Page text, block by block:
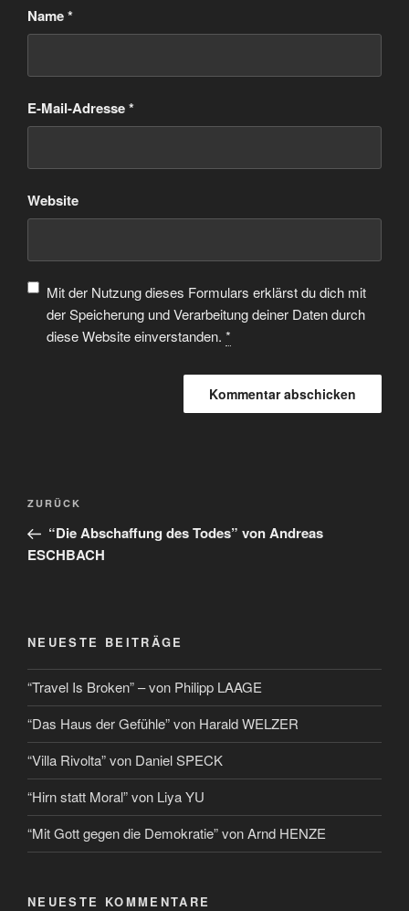
Name*
E-Mail-Adresse*
Website
Mit der Nutzung dieses Formulars erklärst du dich mit
der Speicherung und Verarbeitung deiner Daten durch
diese Website einverstanden. *
ZURÜCK
“Die Abschaffung des Todes” von Andreas
ESCHBACH
NEUESTE BEITRÄGE
“Travel Is Broken” – von Philipp LAAGE
“Das Haus der Gefühle” von Harald WELZER
“Villa Rivolta” von Daniel SPECK
“Hirn statt Moral” von Liya YU
“Mit Gott gegen die Demokratie” von Arnd HENZE
NEUESTE KOMMENTARE